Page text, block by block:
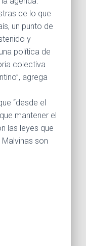
de lo que
un punto de
y
política de
colectiva
agrega
“desde el
mantener el
las leyes que
son